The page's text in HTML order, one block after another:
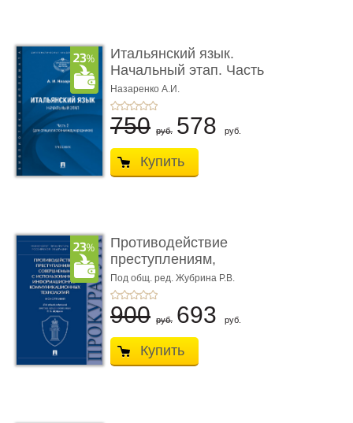
Итальянский язык.
Начальный этап. Часть
2. Учеб� ...
Назаренко А.И.
750 руб. 578 руб.
Купить
Противодействие
преступлениям,
совершаемым с ...
Под общ. ред. Жубрина Р.В.
900 руб. 693 руб.
Купить